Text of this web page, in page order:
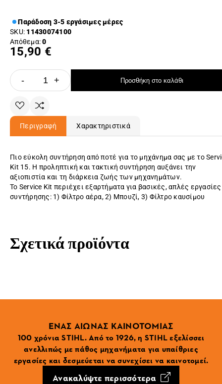
Παράδοση 3-5 εργάσιμες μέρες
SKU: 11430074100
Απόθεμα:0
15,90 €
- + Προσθήκη στο καλάθι
Περιγραφή Χαρακτηριστικά
Πιο εύκολη συντήρηση από ποτέ για το μηχάνημα σας με το
Kit 15. Η προληπτική και τακτική συντήρηση αυξάνει την
αξιοπιστία και τη διάρκεια ζωής των μηχανημάτων.
Το Service Kit περιέχει εξαρτήματα για βασικές, απλές εργασίες
συντήρησης: 1) Φίλτρο αέρα, 2) Μπουζί, 3) Φίλτρο καυσίμου
Σχετικά προϊόντα
ΕΝΑΣ ΑΙΩΝΑΣ ΚΑΙΝΟΤΟΜΙΑΣ
100 χρόνια STIHL. Από το 1926, η STIHL εξελίσσει
ανελλιπώς με πάθος μηχανήματα για υπαίθριες
εργασίες και δεσμεύεται να συνεχίσει να καινοτομεί.
Ανακαλύψτε περισσότερα